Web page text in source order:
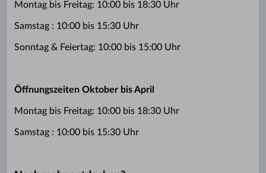
Montag bis Freitag: 10:00 bis 18:30 Uhr
Samstag : 10:00 bis 15:30 Uhr
Sonntag & Feiertag: 10:00 bis 15:00 Uhr
Öffnungszeiten Oktober bis April
Montag bis Freitag: 10:00 bis 18:30 Uhr
Samstag : 10:00 bis 15:30 Uhr